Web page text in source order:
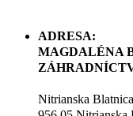
ADRESA:
MAGDALÉNA
Nitrianska